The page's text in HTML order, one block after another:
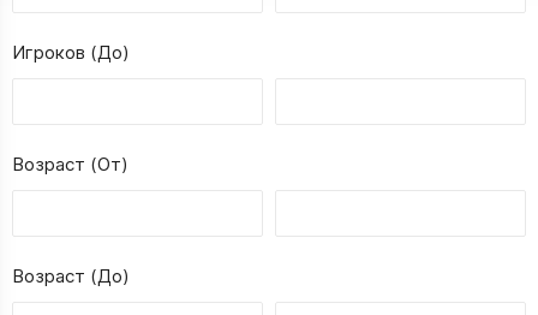
Игроков (До)
Возраст (От)
Возраст (До)